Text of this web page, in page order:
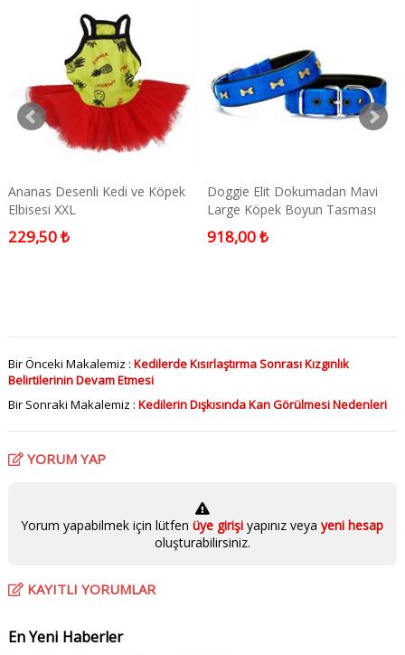
Ananas Desenli Kedi ve Köpek
Elbisesi XXL
229,50 ₺
Doggie Elit Dokumadan Mavi
Large Köpek Boyun Tasması
2,5x42-50 Cm
918,00 ₺
Bir Önceki Makalemiz : Kedilerde Kısırlaştırma Sonrası Kızgınlık
Belirtilerinin Devam Etmesi
Bir Sonraki Makalemiz : Kedilerin Dışkısında Kan Görülmesi Nedenleri
YORUM YAP
Yorum yapabilmek için lütfenüye girişiyapınız veya yeni hesap
oluşturabilirsiniz.
KAYITLI YORUMLAR
En Yeni Haberler